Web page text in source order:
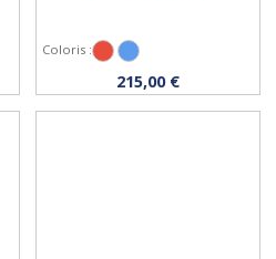
Personnaliser
Coloris : Rouge Bleu
215,00 €